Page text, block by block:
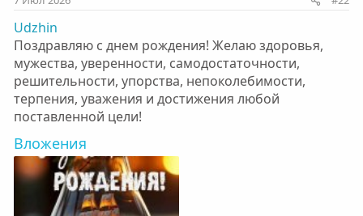
Udzhin
Поздравляю с днем рождения! Желаю здоровья,
мужества, уверенности, самодостаточности,
решительности, упорства, непоколебимости,
терпения, уважения и достижения любой
поставленной цели!
Вложения